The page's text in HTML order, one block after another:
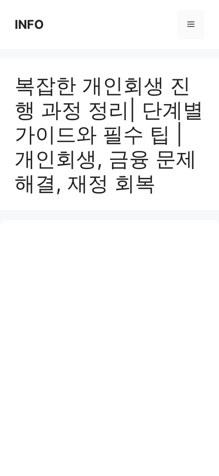
contentINFO Menu
복잡한 개인회생 진
행 과정 정리| 단계별
가이드와 필수 팁 |
개인회생, 금융 문제
해결, 재정 회복